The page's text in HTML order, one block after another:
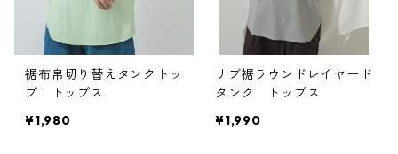
裾布帛切り替えタンクトッ
プ トップス
¥1,980
リブ裾ラウンドレイヤード
タンク トップス
¥1,990